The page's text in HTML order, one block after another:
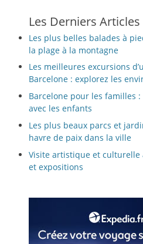
Les Derniers Articles
Les plus belles balades à
la plage à la montagne
Les meilleures excursions
Barcelone : explorez les
Barcelone pour les familles
avec les enfants
Les plus beaux parcs et
havre de paix dans la ville
Visite artistique et culturelle
et expositions